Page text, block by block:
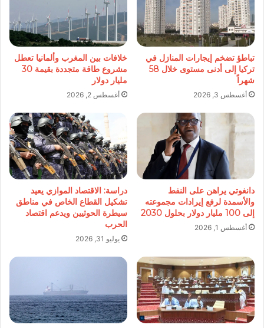
تباطؤ تضخم إيجارات المنازل في
تركيا إلى أدنى مستوى خلال 58
شهراً
أغسطس 3, 2026
خلافات بين المغرب وألمانيا تعطل
مشروع طاقة متجددة بقيمة 30
مليار دولار
أغسطس 2, 2026
دانغوتي يراهن على النفط
والأسمدة لرفع إيرادات مجموعته
إلى 100 مليار دولار بحلول 2030
أغسطس 1, 2026
دراسة: الاقتصاد الموازي يعيد
تشكيل القطاع الخاص في مناطق
سيطرة الحوثيين ويدعم اقتصاد
الحرب
يوليو 31, 2026